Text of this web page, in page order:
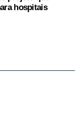
hospitais